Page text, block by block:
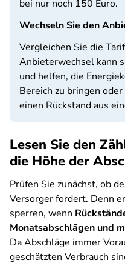
bei nur noch 150 Euro.
Wechseln Sie den
Vergleichen Sie die
Anbieterwechsel kann
und helfen, die
Bereich zu bringen
einen Rückstand aus
Lesen Sie den
die Höhe der
Prüfen Sie zunächst, ob
Versorger fordert. Denn
sperren, wenn
Monatsabschlägen und
Da Abschläge immer
geschätzten Verbrauch